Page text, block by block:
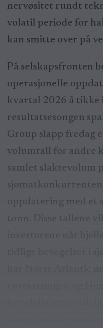
nervøsitet rundt
volatil periode for
kan smitte over på
På selskapsfronten
operasjonelle
kvartal 2026 å tikke
resultatsesongen
Group slapp fredag
volumtall for andre
samlet slaktevolum
sjømatkonkurrenten
oppdatering med et